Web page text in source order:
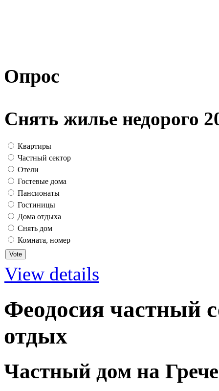
Опрос
Снять жилье недорого
Квартиры
Частный сектор
Отели
Гостевые дома
Пансионаты
Гостиницы
Дома отдыха
Снять дом
Комната, номер
View details
Феодосия частный
отдых
Частный дом на